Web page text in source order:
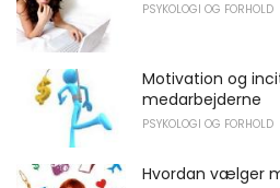
PSYKOLOGI OG FORHOLD
Motivation og
medarbejderne
PSYKOLOGI OG FORHOLD
Hvordan vælger